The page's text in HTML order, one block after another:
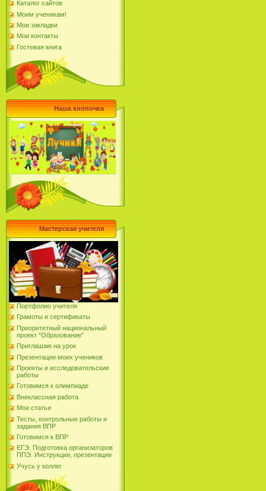
Каталог сайтов
Моим ученикам!
Мои закладки
Мои контакты
Гостевая книга
Наша кнопочка
Мастерская учителя
Портфолио учителя
Грамоты и сертификаты
Приоритетный национальный
проект "Образование"
Приглашаю на урок
Презентации моих учеников
Проекты и исследовательские
работы
Готовимся к олимпиаде
Внеклассная работа
Мои статьи
Тесты, контрольные работы и
задания ВПР
Готовимся к ВПР
ЕГЭ. Подготовка организаторов
ППЭ. Инструкции, презентации
Учусь у коллег